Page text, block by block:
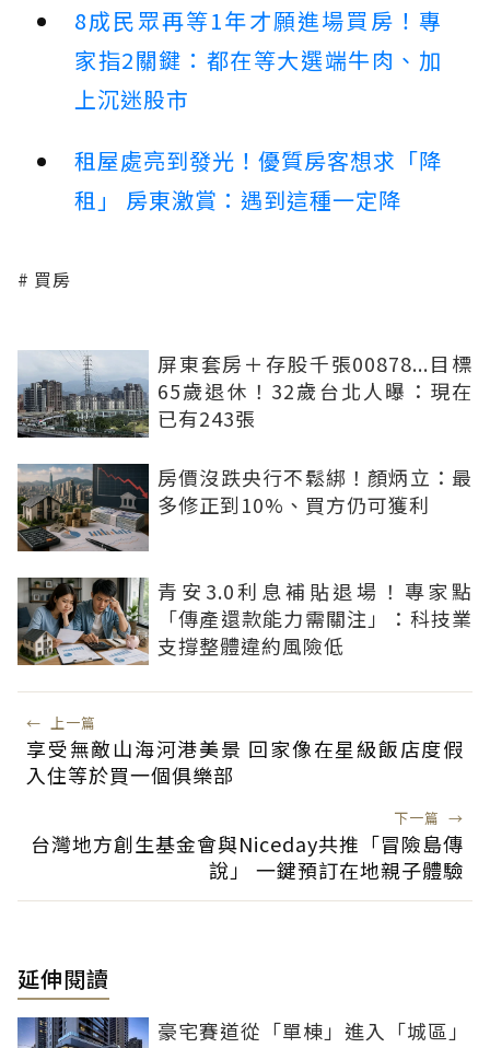
8成民眾再等1年才願進場買房！專
家指2關鍵：都在等大選端牛肉、加
上沉迷股市
租屋處亮到發光！優質房客想求「降
租」 房東激賞：遇到這種一定降
買房
屏東套房＋存股千張00878...目標
65歲退休！32歲台北人曝：現在
已有243張
房價沒跌央行不鬆綁！顏炳立：最
多修正到10%、買方仍可獲利
青安3.0利息補貼退場！專家點
「傳產還款能力需關注」：科技業
支撐整體違約風險低
← 上一篇
享受無敵山海河港美景 回家像在星級飯店度假
入住等於買一個俱樂部
下一篇 →
台灣地方創生基金會與Niceday共推「冒險島傳
說」 一鍵預訂在地親子體驗
延伸閱讀
豪宅賽道從「單棟」進入「城區」